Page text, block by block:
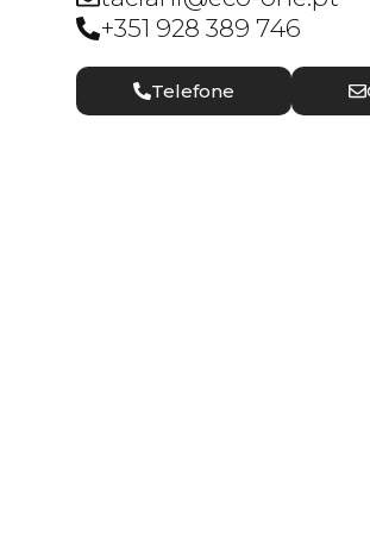
+351 928 389 746
Telefone